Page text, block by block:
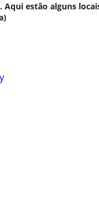
estão alguns